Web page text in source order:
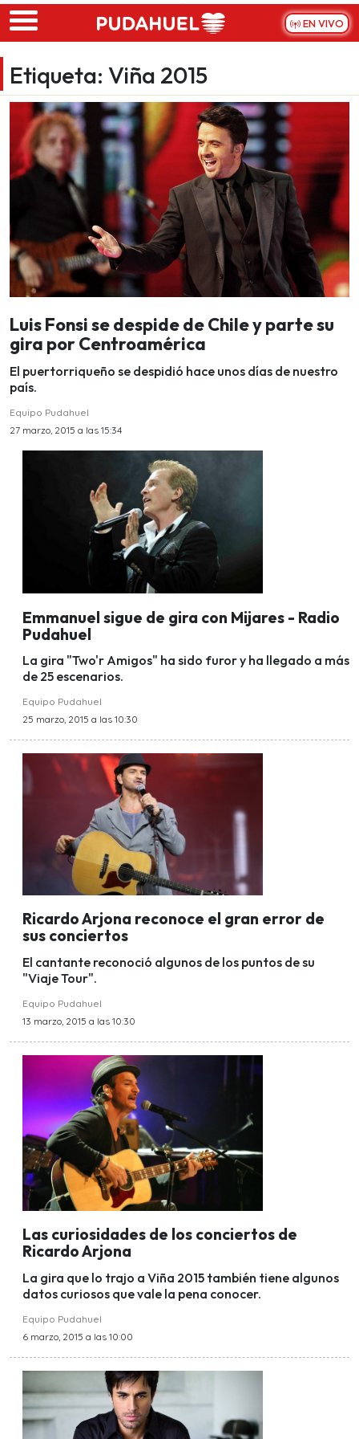
Skip to main content
EN VIVO
Etiqueta: Viña 2015
Luis Fonsi se despide de Chile y parte su
gira por Centroamérica
El puertorriqueño se despidió hace unos días de nuestro
país.
Equipo Pudahuel
27 marzo, 2015 a las 15:34
Emmanuel sigue de gira con Mijares - Radio
Pudahuel
La gira "Two'r Amigos" ha sido furor y ha llegado a más
de 25 escenarios.
Equipo Pudahuel
25 marzo, 2015 a las 10:30
Ricardo Arjona reconoce el gran error de
sus conciertos
El cantante reconoció algunos de los puntos de su
"Viaje Tour".
Equipo Pudahuel
13 marzo, 2015 a las 10:30
Las curiosidades de los conciertos de
Ricardo Arjona
La gira que lo trajo a Viña 2015 también tiene algunos
datos curiosos que vale la pena conocer.
Equipo Pudahuel
6 marzo, 2015 a las 10:00